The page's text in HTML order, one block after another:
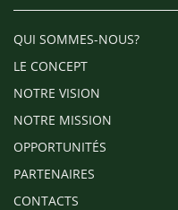
QUI SOMMES-NOUS?
LE CONCEPT
NOTRE VISION
NOTRE MISSION
OPPORTUNITÉS
PARTENAIRES
CONTACTS